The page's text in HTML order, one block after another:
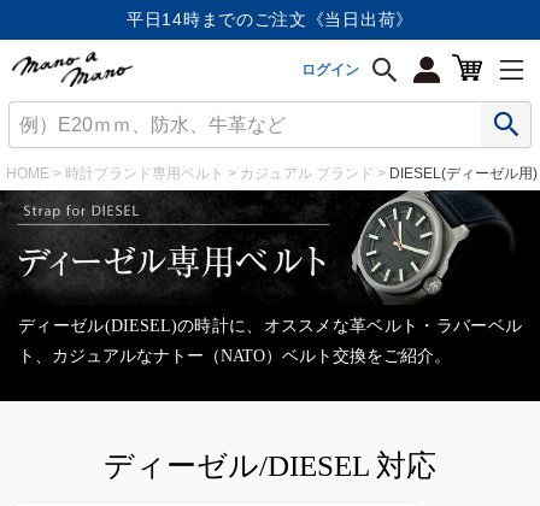
平日14時までのご注文《当日出荷》
ログイン
HOME 時計ブランド専用ベルト カジュアル ブランド DIESEL(ディーゼル用)
ディーゼル(DIESEL)の時計に、オススメな革ベルト・ラバーベル
ト、カジュアルなナトー（NATO）ベルト交換をご紹介。
ディーゼル/DIESEL 対応